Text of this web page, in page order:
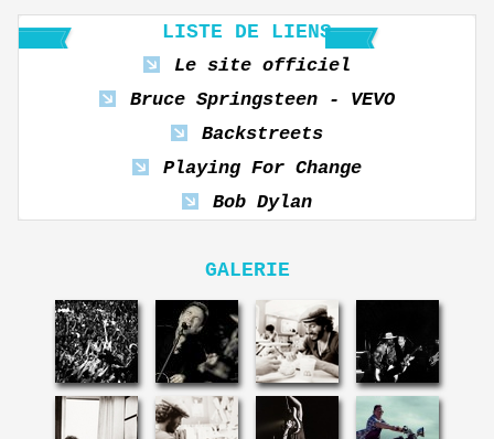
LISTE DE LIENS
Le site officiel
Bruce Springsteen - VEVO
Backstreets
Playing For Change
Bob Dylan
GALERIE